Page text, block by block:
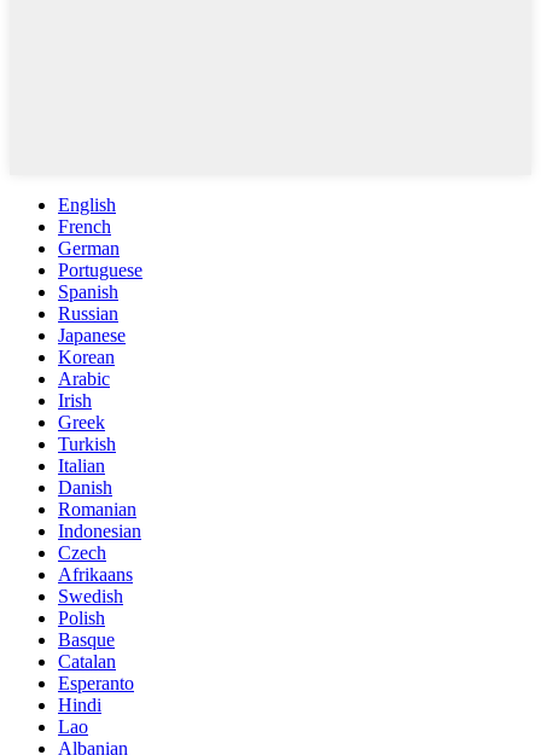
English
French
German
Portuguese
Spanish
Russian
Japanese
Korean
Arabic
Irish
Greek
Turkish
Italian
Danish
Romanian
Indonesian
Czech
Afrikaans
Swedish
Polish
Basque
Catalan
Esperanto
Hindi
Lao
Albanian